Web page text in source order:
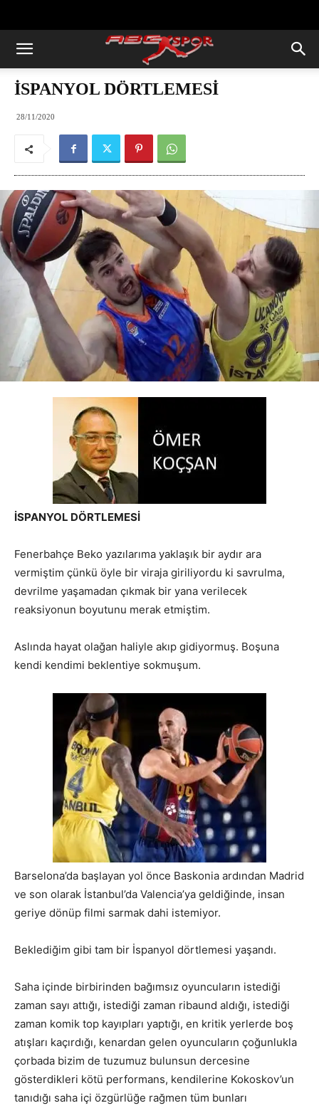
İSPANYOL DÖRTLEMESİ
28/11/2020
İSPANYOL DÖRTLEMESİ
Fenerbahçe Beko yazılarıma yaklaşık bir aydır ara
vermiştim çünkü öyle bir viraja giriliyordu ki savrulma,
devrilme yaşamadan çıkmak bir yana verilecek
reaksiyonun boyutunu merak etmiştim.
Aslında hayat olağan haliyle akıp gidiyormuş. Boşuna
kendi kendimi beklentiye sokmuşum.
Barselona’da başlayan yol önce Baskonia ardından Madrid
ve son olarak İstanbul’da Valencia’ya geldiğinde, insan
geriye dönüp filmi sarmak dahi istemiyor.
Beklediğim gibi tam bir İspanyol dörtlemesi yaşandı.
Saha içinde birbirinden bağımsız oyuncuların istediği
zaman sayı attığı, istediği zaman ribaund aldığı, istediği
zaman komik top kayıpları yaptığı, en kritik yerlerde boş
atışları kaçırdığı, kenardan gelen oyuncuların çoğunlukla
çorbada bizim de tuzumuz bulunsun dercesine
gösterdikleri kötü performans, kendilerine Kokoskov’un
tanıdığı saha içi özgürlüğe rağmen tüm bunları